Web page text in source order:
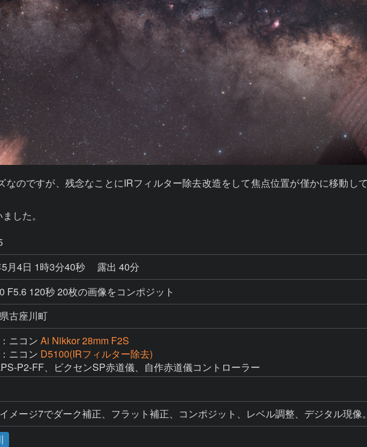
のですが、残念なことにIRフィルター除去改造をして焦点位置が僅かに移動し
した。
月4日 1時3分40秒
露出 40分
F5.6 120秒 20枚の画像をコンポジット
古座川町
ニコン Ai Nikkor 28mm F2S
ニコン D5100(IRフィルター除去)
P2-FF、ビクセンSP赤道儀、自作赤道儀コントローラー
メージ7でダーク補正、フラット補正、コンポジット、レベル調整、デジタル現